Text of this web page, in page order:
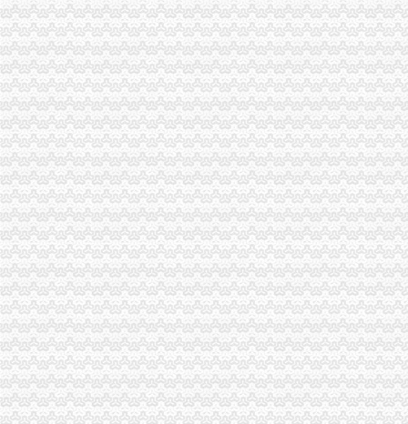
重庆财务公司
重庆财务,重庆财务会计,重庆财务代理公司-城际分类
重庆较给力,较的财务公司-重庆58同城
重庆家民企财务公司——力帆集团财务公司正式开业_网易新闻
重庆代理记帐|重庆财务|重庆财务公司-重庆市渝北区赢缘代理记账
【重庆渝北区财务服务企业名录_渝北区财务服务公司页】-搜了网
工商动态
城口局全面启动“四大一重点”重庆代理记账工作
巫溪局重庆公司注销尖山所建立农村商品质量安全宣长效机制
綦江局推行五项措施加集贸市重庆分公司注册场监管
沙坪坝局提出加基层规范化建设应着力从树立“四种意识”重庆发票申请上下功夫
彭水局重庆分公司注册公开选调干部努力提高选人用人公信度
秀山局突出六项重点狠抓“五一”重庆代理记账市场监管
石柱局重庆代理记账四项措施规范莼菜收购秩序
沙坪坝局“五字”重庆公司注销要求谋划“解放思想、扩大开放”大讨论活动
一季度9695名下岗失业人员在民营经济领域再就业 申办企业热增高
南岸区副区长汪建华到分局重庆代理记账现场办公解决问题
重庆广告业发展呈现四大点
铜梁局重庆发票申请保春耕专项整初战告捷
沙坪坝局巧借“三股力”重庆代账公司推进农产品商标培育发展
九龙坡局重庆代理记账四措施清理户外广告成效显著
江津局重庆发票申请推行案例教学法培训取得实效